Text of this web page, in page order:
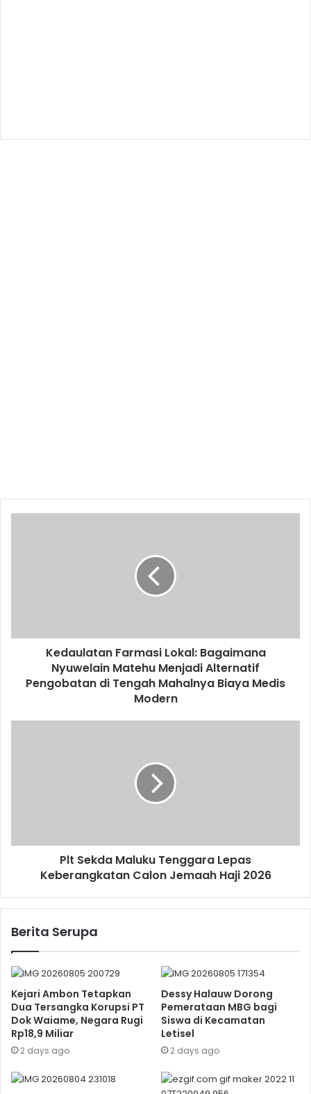
Kedaulatan Farmasi Lokal: Bagaimana
Nyuwelain Matehu Menjadi Alternatif
Pengobatan di Tengah Mahalnya Biaya Medis
Modern
Plt Sekda Maluku Tenggara Lepas
Keberangkatan Calon Jemaah Haji 2026
Berita Serupa
Kejari Ambon Tetapkan
Dua Tersangka Korupsi PT
Dok Waiame, Negara Rugi
Rp18,9 Miliar
2 days ago
Dessy Halauw Dorong
Pemerataan MBG bagi
Siswa di Kecamatan
Letisel
2 days ago